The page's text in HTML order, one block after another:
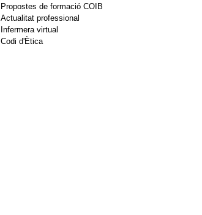
Propostes de formació COIB
Actualitat professional
Infermera virtual
Codi d'Ètica